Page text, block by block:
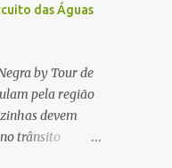
das Águas
by Tour de
pela região
devem
trânsito